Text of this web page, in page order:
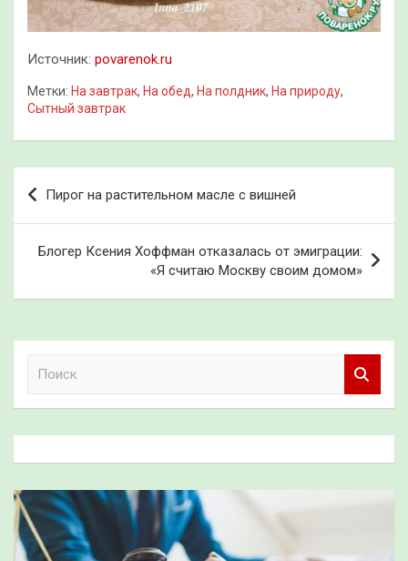
Источник: povarenok.ru
Метки: На завтрак, На обед, На полдник, На природу,
Сытный завтрак
Навигация
по
записям
Пирог на растительном масле с вишней
Блогер Ксения Хоффман отказалась от эмиграции:
«Я считаю Москву своим домом»
к